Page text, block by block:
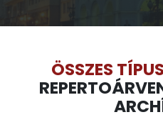
ÖSSZES TÍPUS
REPERTOÁR